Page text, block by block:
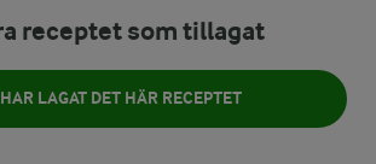
receptet som tillagat
LAGAT DET HÄR RECEPTET